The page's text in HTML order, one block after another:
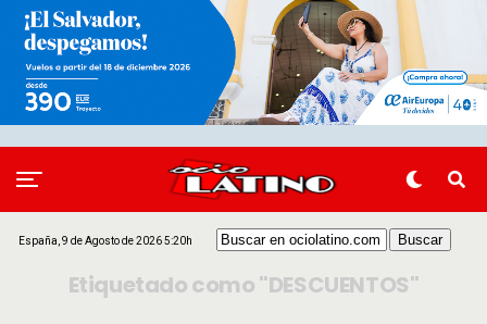
España, 9 de Agosto de 2026 5:20h
Etiquetado como "DESCUENTOS"